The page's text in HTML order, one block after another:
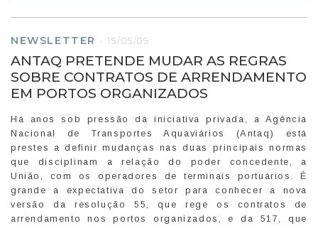
NEWSLETTER - 15/05/09
ANTAQ PRETENDE MUDAR AS REGRAS
SOBRE CONTRATOS DE ARRENDAMENTO
EM PORTOS ORGANIZADOS
Há anos sob pressão da iniciativa privada, a Agência
Nacional de Transportes Aquaviários (Antaq) está
prestes a definir mudanças nas duas principais normas
que disciplinam a relação do poder concedente, a
União, com os operadores de terminais portuários. É
grande a expectativa do setor para conhecer a nova
versão da resolução 55, que rege os contratos de
arrendamento nos portos organizados, e da 517, que